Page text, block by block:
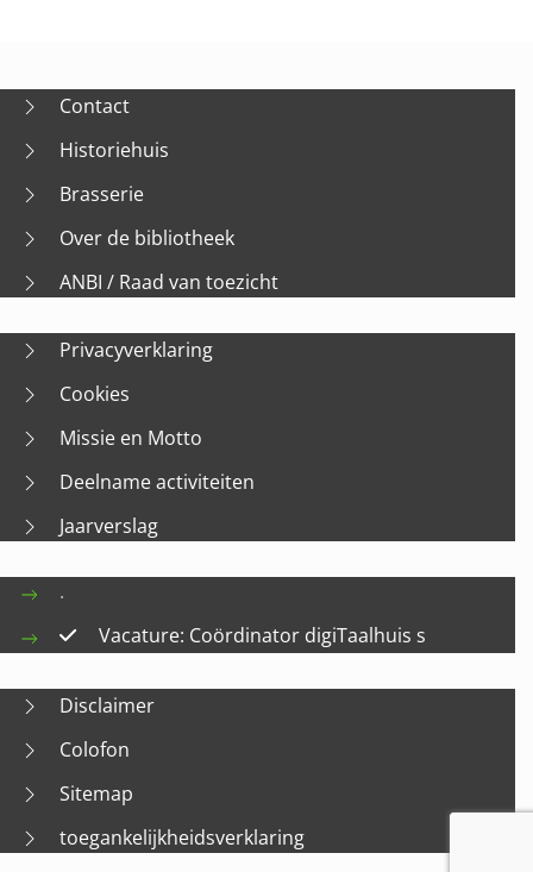
Contact
Historiehuis
Brasserie
Over de bibliotheek
ANBI / Raad van toezicht
Privacyverklaring
Cookies
Missie en Motto
Deelname activiteiten
Jaarverslag
.
Vacature: Coördinator digiTaalhuis s
Disclaimer
Colofon
Sitemap
toegankelijkheidsverklaring